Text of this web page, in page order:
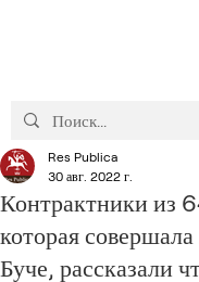
Контрактники из
которая совершала
Буче, рассказали
Res Publica
30 авг. 2022 г.